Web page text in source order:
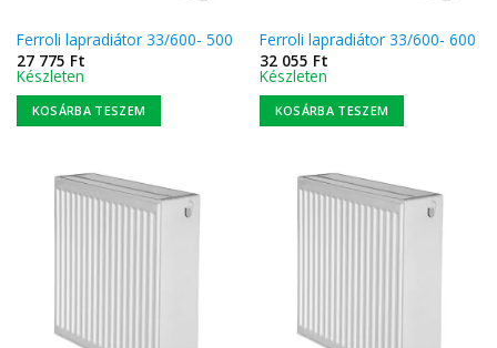
Ferroli lapradiátor 33/600- 500
27 775 Ft
Készleten
KOSÁRBA TESZEM
Ferroli lapradiátor 33/600- 600
32 055 Ft
Készleten
KOSÁRBA TESZEM